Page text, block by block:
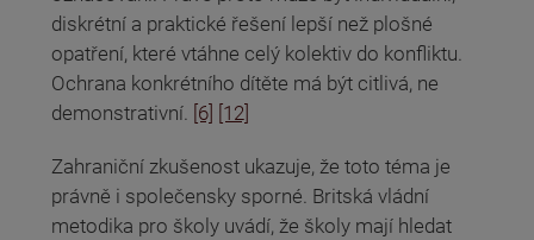
diskrétní a praktické řešení lepší než plošné
opatření, které vtáhne celý kolektiv do konfliktu.
Ochrana konkrétního dítěte má být citlivá, ne
demonstrativní. [6] [12]
Zahraniční zkušenost ukazuje, že toto téma je
právně i společensky sporné. Britská vládní
metodika pro školy uvádí, že školy mají hledat